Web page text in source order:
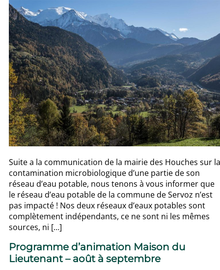
Suite a la communication de la mairie des Houches sur la
contamination microbiologique d’une partie de son
réseau d’eau potable, nous tenons à vous informer que
le réseau d’eau potable de la commune de Servoz n’est
pas impacté ! Nos deux réseaux d’eaux potables sont
complètement indépendants, ce ne sont ni les mêmes
sources, ni […]
Programme d’animation Maison du
Lieutenant – août à septembre